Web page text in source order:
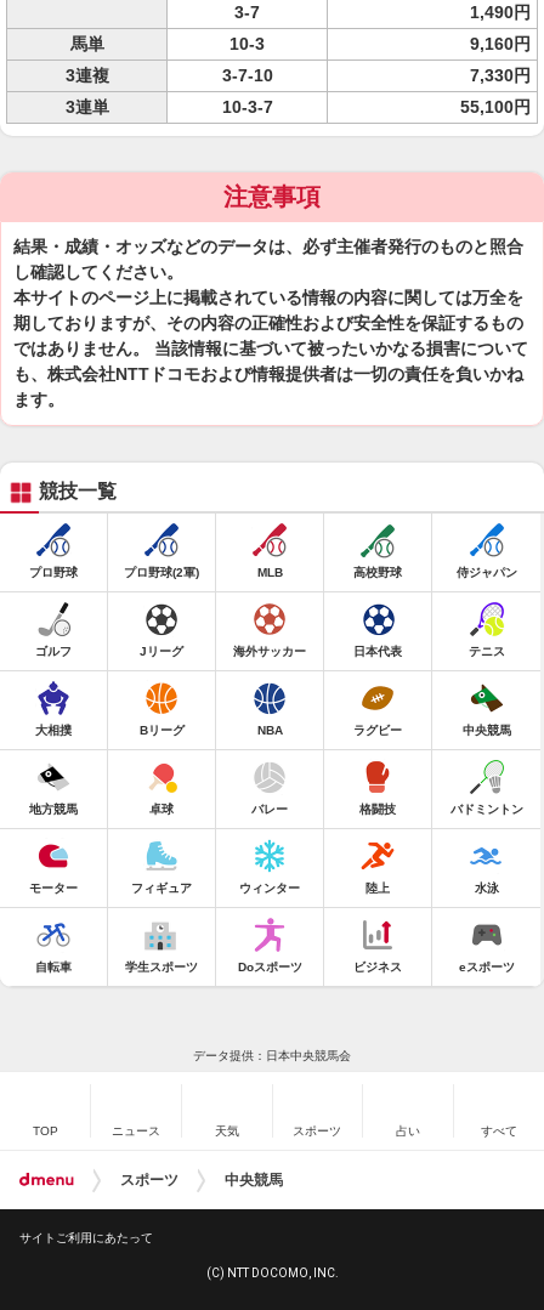
3-7
1,490円
馬単
10-3
9,160円
3連複
3-7-10
7,330円
3連単
10-3-7 55,100円
注意事項
結果・成績・オッズなどのデータは、必ず主催者発行のものと照合
し確認してください。
本サイトのページ上に掲載されている情報の内容に関しては万全を
期しておりますが、その内容の正確性および安全性を保証するもの
ではありません。 当該情報に基づいて被ったいかなる損害について
も、株式会社NTTドコモおよび情報提供者は一切の責任を負いかね
ます。
競技一覧
プロ野球 プロ野球(2軍) MLB 高校野球 侍ジャパン
ゴルフ Jリーグ 海外サッカー 日本代表 テニス
大相撲 Bリーグ NBA ラグビー 中央競馬
地方競馬 卓球 バレー 格闘技 バドミントン
モーター フィギュア ウィンター 陸上 水泳
自転車 学生スポーツ Doスポーツ ビジネス eスポーツ
データ提供：日本中央競馬会
TOP ニュース 天気 スポーツ 占い すべて
スポーツ 中央競馬
サイトご利用にあたって
(C) NTT DOCOMO, INC.